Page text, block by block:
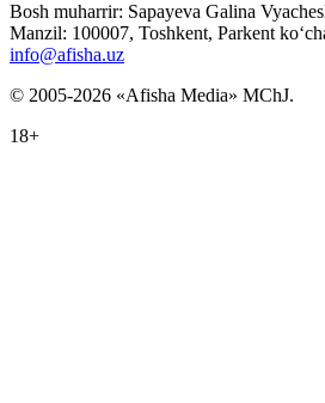
Bosh muharrir: Sapayeva Galina
Manzil: 100007, Toshkent, Parkent
info@afisha.uz
© 2005-2026 «Afisha Media» MChJ.
18+